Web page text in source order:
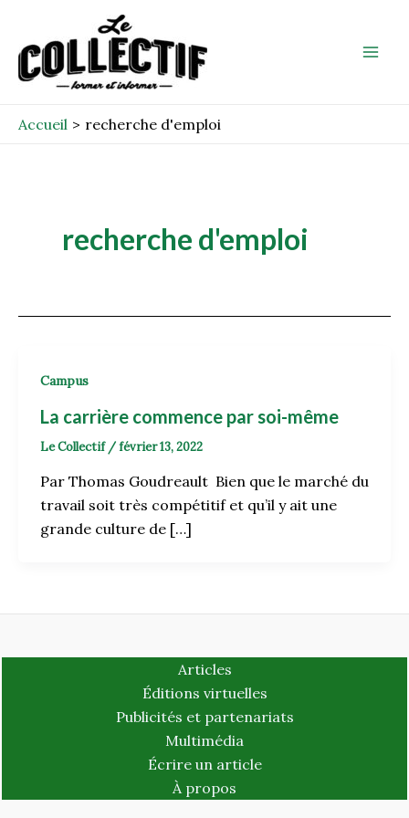
contenu
Accueil recherche d'emploi
recherche d'emploi
Campus
La carrière commence par soi-même
Le Collectif /février 13, 2022
Par Thomas Goudreault Bien que le marché du
travail soit très compétitif et qu’il y ait une
grande culture de […]
Articles
Éditions virtuelles
Publicités et partenariats
Multimédia
Écrire un article
À propos